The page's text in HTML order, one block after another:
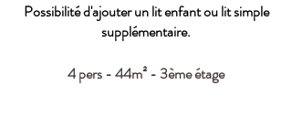
Possibilité d'ajouter un lit enfant ou lit simple
supplémentaire.
4 pers - 44m² - 3ème étage